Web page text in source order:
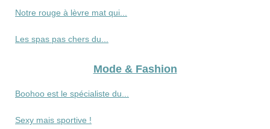
Notre rouge à lèvre mat qui...
Les spas pas chers du...
Mode & Fashion
Boohoo est le spécialiste du...
Sexy mais sportive !